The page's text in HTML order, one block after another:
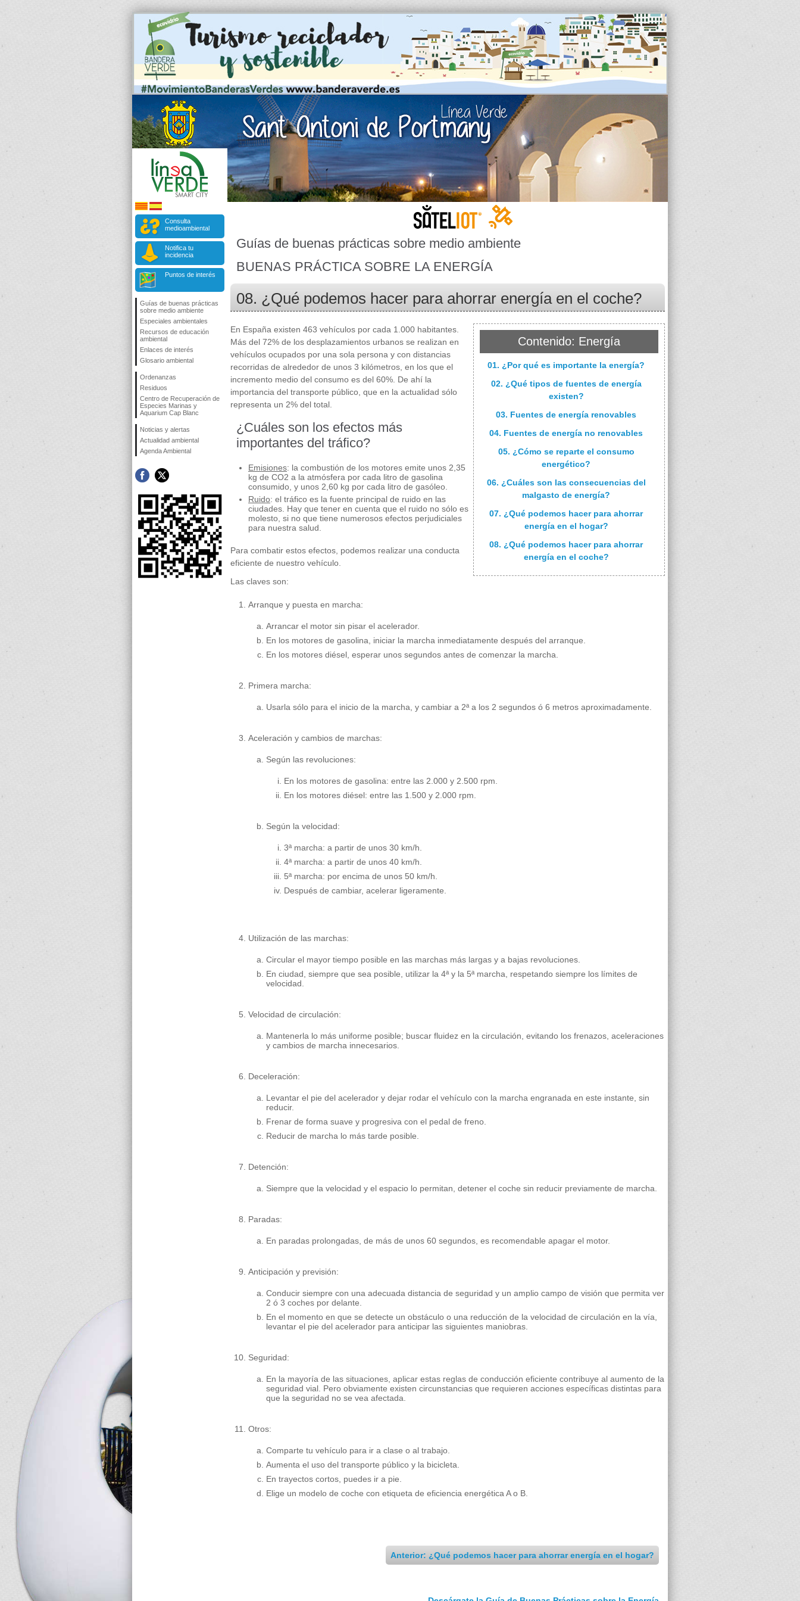
Consulta
medioambiental
Notifica tu
incidencia
Puntos de interés
Guías de buenas prácticas
sobre medio ambiente
Especiales ambientales
Recursos de educación
ambiental
Enlaces de interés
Glosario ambiental
Ordenanzas
Residuos
Centro de Recuperación de
Especies Marinas y
Aquarium Cap Blanc
Noticias y alertas
Actualidad ambiental
Agenda Ambiental
Guías de buenas prácticas sobre medio ambiente
BUENAS PRÁCTICA SOBRE LA ENERGÍA
08. ¿Qué podemos hacer para ahorrar energía en el coche?
Contenido: Energía
01. ¿Por qué es importante la energía?
02. ¿Qué tipos de fuentes de energía
existen?
03. Fuentes de energía renovables
04. Fuentes de energía no renovables
05. ¿Cómo se reparte el consumo
energético?
06. ¿Cuáles son las consecuencias del
malgasto de energía?
07. ¿Qué podemos hacer para ahorrar
energía en el hogar?
08. ¿Qué podemos hacer para ahorrar
energía en el coche?
En España existen 463 vehículos por cada 1.000 habitantes.
Más del 72% de los desplazamientos urbanos se realizan en
vehículos ocupados por una sola persona y con distancias
recorridas de alrededor de unos 3 kilómetros, en los que el
incremento medio del consumo es del 60%. De ahí la
importancia del transporte público, que en la actualidad sólo
representa un 2% del total.
¿Cuáles son los efectos más
importantes del tráfico?
Emisiones: la combustión de los motores emite unos 2,35
kg de CO2 a la atmósfera por cada litro de gasolina
consumido, y unos 2,60 kg por cada litro de gasóleo.
Ruido: el tráfico es la fuente principal de ruido en las
ciudades. Hay que tener en cuenta que el ruido no sólo es
molesto, si no que tiene numerosos efectos perjudiciales
para nuestra salud.
Para combatir estos efectos, podemos realizar una conducta
eficiente de nuestro vehículo.
Las claves son:
Arranque y puesta en marcha:
Arrancar el motor sin pisar el acelerador.
En los motores de gasolina, iniciar la marcha inmediatamente después del arranque.
En los motores diésel, esperar unos segundos antes de comenzar la marcha.
Primera marcha:
Usarla sólo para el inicio de la marcha, y cambiar a 2ª a los 2 segundos ó 6 metros aproximadamente.
Aceleración y cambios de marchas:
Según las revoluciones:
En los motores de gasolina: entre las 2.000 y 2.500 rpm.
En los motores diésel: entre las 1.500 y 2.000 rpm.
Según la velocidad:
3ª marcha: a partir de unos 30 km/h.
4ª marcha: a partir de unos 40 km/h.
5ª marcha: por encima de unos 50 km/h.
Después de cambiar, acelerar ligeramente.
Utilización de las marchas:
Circular el mayor tiempo posible en las marchas más largas y a bajas revoluciones.
En ciudad, siempre que sea posible, utilizar la 4ª y la 5ª marcha, respetando siempre los límites de
velocidad.
Velocidad de circulación:
Mantenerla lo más uniforme posible; buscar fluidez en la circulación, evitando los frenazos, aceleraciones
y cambios de marcha innecesarios.
Deceleración:
Levantar el pie del acelerador y dejar rodar el vehículo con la marcha engranada en este instante, sin
reducir.
Frenar de forma suave y progresiva con el pedal de freno.
Reducir de marcha lo más tarde posible.
Detención:
Siempre que la velocidad y el espacio lo permitan, detener el coche sin reducir previamente de marcha.
Paradas:
En paradas prolongadas, de más de unos 60 segundos, es recomendable apagar el motor.
Anticipación y previsión:
Conducir siempre con una adecuada distancia de seguridad y un amplio campo de visión que permita ver
2 ó 3 coches por delante.
En el momento en que se detecte un obstáculo o una reducción de la velocidad de circulación en la vía,
levantar el pie del acelerador para anticipar las siguientes maniobras.
Seguridad:
En la mayoría de las situaciones, aplicar estas reglas de conducción eficiente contribuye al aumento de la
seguridad vial. Pero obviamente existen circunstancias que requieren acciones específicas distintas para
que la seguridad no se vea afectada.
Otros:
Comparte tu vehículo para ir a clase o al trabajo.
Aumenta el uso del transporte público y la bicicleta.
En trayectos cortos, puedes ir a pie.
Elige un modelo de coche con etiqueta de eficiencia energética A o B.
Anterior: ¿Qué podemos hacer para ahorrar energía en el hogar?